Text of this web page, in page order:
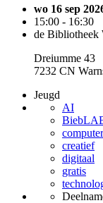
wo 16 sep
15:00 - 16:30
de Bibliotheek
Dreiumme 43
7232 CN
Jeugd
AI
computer
creatief
digitaal
gratis